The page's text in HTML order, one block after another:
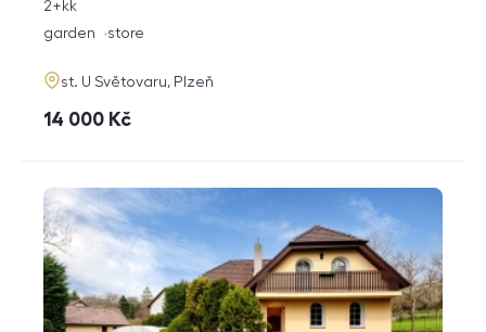
rozměry
2+kk
funkce
garden store
adresa
st. U Světovaru, Plzeň
cena
14 000 Kč